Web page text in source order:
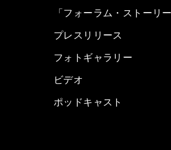
「フォーラム・ストーリー
プレスリリース
フォトギャラリー
ビデオ
ポッドキャスト